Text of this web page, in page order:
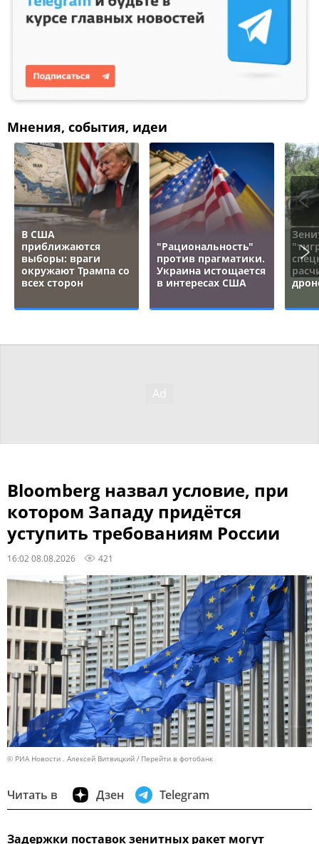
Мнения, события, идеи
В США
приближаются
выборы: враги
окружают Трампа со
всех сторон
"Рациональность"
против прагматики.
Украина истощается
в интересах США
Bloomberg назвал условие, при
котором Западу придётся
уступить требованиям России
16:02 08.08.2026 421
© РИА Новости . Алексей Витвицкий Перейти в фотобанк
Читать в Дзен Telegram
Задержки поставок зенитных ракет могут